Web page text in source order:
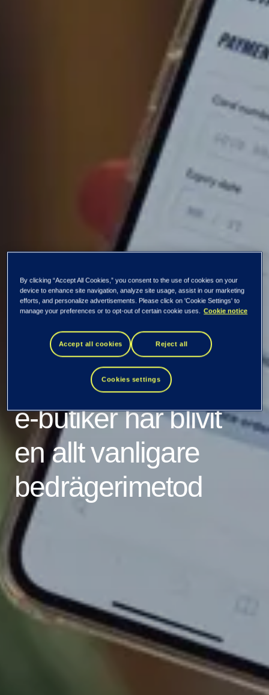
Black Friday lockar
bedragare – falska
e-butiker har blivit
en allt vanligare
bedrägerimetod
By clicking “Accept All Cookies,” you consent to the use of cookies on your
device to enhance site navigation, analyze site usage, assist in our marketing
efforts, and personalize advertisements. Please click on 'Cookie Settings' to
manage your preferences or to opt-out of certain cookie uses.
Cookie notice
Accept all cookies Reject all
Cookies settings